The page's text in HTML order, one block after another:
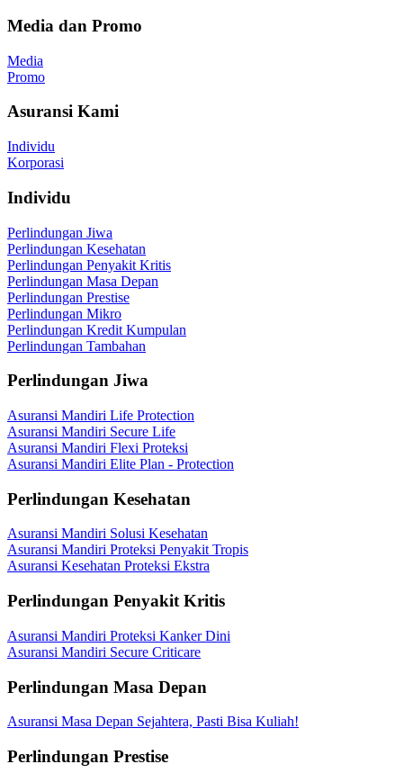
Media dan Promo
Media
Promo
Asuransi Kami
Individu
Korporasi
Individu
Perlindungan Jiwa
Perlindungan Kesehatan
Perlindungan Penyakit Kritis
Perlindungan Masa Depan
Perlindungan Prestise
Perlindungan Mikro
Perlindungan Kredit Kumpulan
Perlindungan Tambahan
Perlindungan Jiwa
Asuransi Mandiri Life Protection
Asuransi Mandiri Secure Life
Asuransi Mandiri Flexi Proteksi
Asuransi Mandiri Elite Plan - Protection
Perlindungan Kesehatan
Asuransi Mandiri Solusi Kesehatan
Asuransi Mandiri Proteksi Penyakit Tropis
Asuransi Kesehatan Proteksi Ekstra
Perlindungan Penyakit Kritis
Asuransi Mandiri Proteksi Kanker Dini
Asuransi Mandiri Secure Criticare
Perlindungan Masa Depan
Asuransi Masa Depan Sejahtera, Pasti Bisa Kuliah!
Perlindungan Prestise